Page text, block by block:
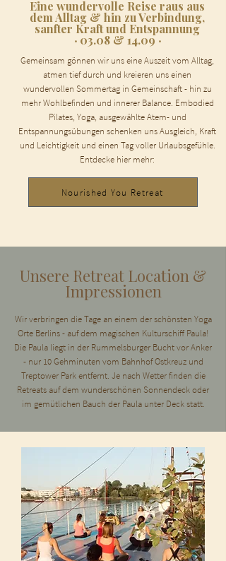
Eine wundervolle Reise raus aus
dem Alltag & hin zu Verbindung,
sanfter Kraft und Entspannung
‧ 03.08 & 14.09 ‧
Gemeinsam gönnen wir uns eine Auszeit vom Alltag,
atmen tief durch und kreieren uns einen
wundervollen Sommertag in Gemeinschaft - hin zu
mehr Wohlbefinden und innerer Balance. Embodied
Pilates, Yoga, ausgewählte Atem- und
Entspannungsübungen schenken uns Ausgleich, Kraft
und Leichtigkeit und einen Tag voller Urlaubsgefühle.
Entdecke hier mehr:
Nourished You Retreat
Unsere Retreat Location &
Impressionen
Wir verbringen die Tage an einem der schönsten Yoga
Orte Berlins - auf dem magischen Kulturschiff Paula!
Die Paula liegt in der Rummelsburger Bucht vor Anker
- nur 10 Gehminuten vom Bahnhof Ostkreuz und
Treptower Park entfernt. Je nach Wetter finden die
Retreats auf dem wunderschönen Sonnendeck oder
im gemütlichen Bauch der Paula unter Deck statt.